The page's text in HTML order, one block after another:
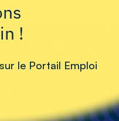
!
le Portail Emploi